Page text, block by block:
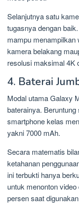
Selanjutnya satu
tugasnya dengan
mampu menampilkan
kamera belakang
resolusi maksimal 4K
4. Baterai
Modal utama Galaxy
baterainya.
smartphone kelas
yakni 7000 mAh.
Secara matematis
ketahanan
ini terbukti hanya
untuk menonton
persen saat